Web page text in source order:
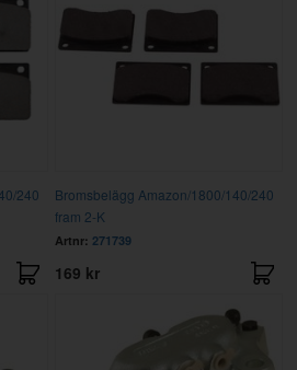
240
Bromsbelägg Amazon/1800/140/240
fram 2-K
Artnr: 271739
169 kr